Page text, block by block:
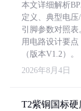
本文详细解析
定义、典型电
引脚参数对照
用电路设计要
（版本V1.2）。
2026年8月4日
T2紫铜国标